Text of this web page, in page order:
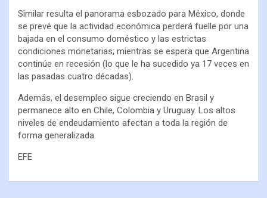
Similar resulta el panorama esbozado para México, donde
se prevé que la actividad económica perderá fuelle por una
bajada en el consumo doméstico y las estrictas
condiciones monetarias; mientras se espera que Argentina
continúe en recesión (lo que le ha sucedido ya 17 veces en
las pasadas cuatro décadas).
Además, el desempleo sigue creciendo en Brasil y
permanece alto en Chile, Colombia y Uruguay. Los altos
niveles de endeudamiento afectan a toda la región de
forma generalizada.
EFE